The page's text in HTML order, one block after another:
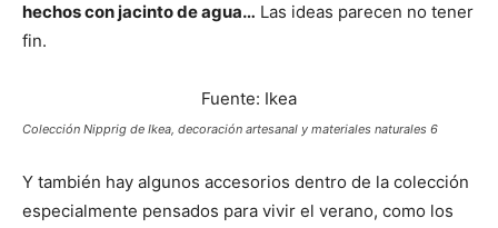
hechos con jacinto de agua… Las ideas parecen no tener
fin.
Fuente: Ikea
Colección Nipprig de Ikea, decoración artesanal y materiales naturales 6
Y también hay algunos accesorios dentro de la colección
especialmente pensados para vivir el verano, como los